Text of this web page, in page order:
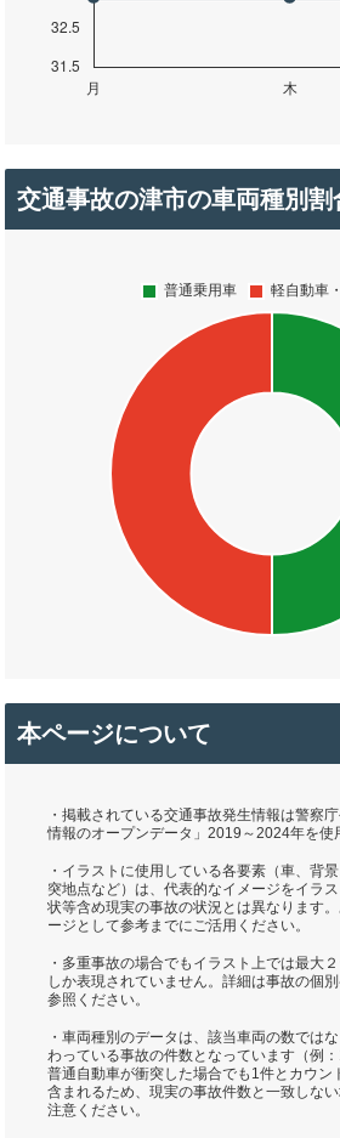
交通事故の津市の車両種別割
本ページについて
・掲載されている交通事故発生情報は警察
情報のオープンデータ」2019～2024年を使
・イラストに使用している各要素（車、背
突地点など）は、代表的なイメージをイラ
状等含め現実の事故の状況とは異なります
ージとして参考までにご活用ください。
・多重事故の場合でもイラスト上では最大
しか表現されていません。詳細は事故の個
参照ください。
・車両種別のデータは、該当車両の数では
わっている事故の件数となっています（例
普通自動車が衝突した場合でも1件とカウン
含まれるため、現実の事故件数と一致しな
注意ください。